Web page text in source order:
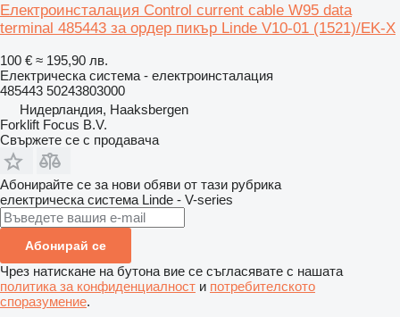
Електроинсталация Control current cable W95 data
terminal 485443 за ордер пикър Linde V10-01 (1521)/EK-X
100 € ≈ 195,90 лв.
Електрическа система - електроинсталация
485443 50243803000
Нидерландия, Haaksbergen
Forklift Focus B.V.
Свържете се с продавача
Абонирайте се за нови обяви от тази рубрика
електрическа система Linde - V-series
Абонирай се
Чрез натискане на бутона вие се съгласявате с нашата
политика за конфиденциалност и потребителското
споразумение.